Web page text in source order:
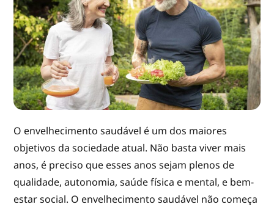
O envelhecimento saudável é um dos maiores
objetivos da sociedade atual. Não basta viver mais
anos, é preciso que esses anos sejam plenos de
qualidade, autonomia, saúde física e mental, e bem-
estar social. O envelhecimento saudável não começa